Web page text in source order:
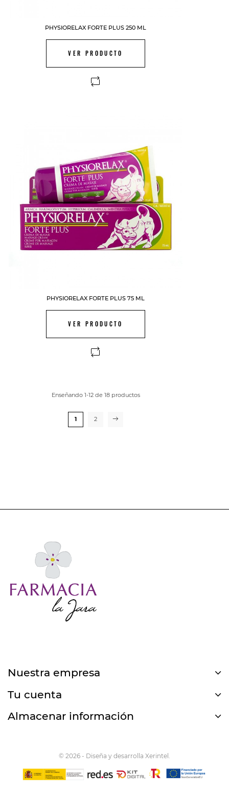
PHYSIORELAX FORTE PLUS 250 ML
VER PRODUCTO
PHYSIORELAX FORTE PLUS 75 ML
VER PRODUCTO
Enseñando 1-12 de 18 productos
1 2
Nuestra empresa
Tu cuenta
Almacenar información
© 2026 - Diseña y desarrolla Xerintel.